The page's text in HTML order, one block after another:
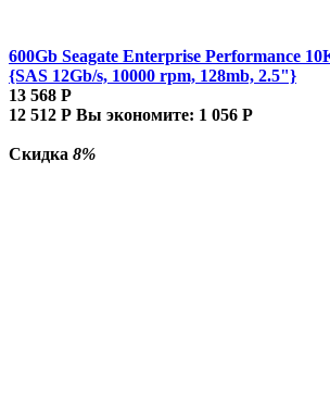
600Gb Seagate Enterprise Performance
{SAS 12Gb/s, 10000 rpm, 128mb, 2.5"}
13 568 Р
12 512 Р Вы экономите: 1 056 Р
Скидка 8%